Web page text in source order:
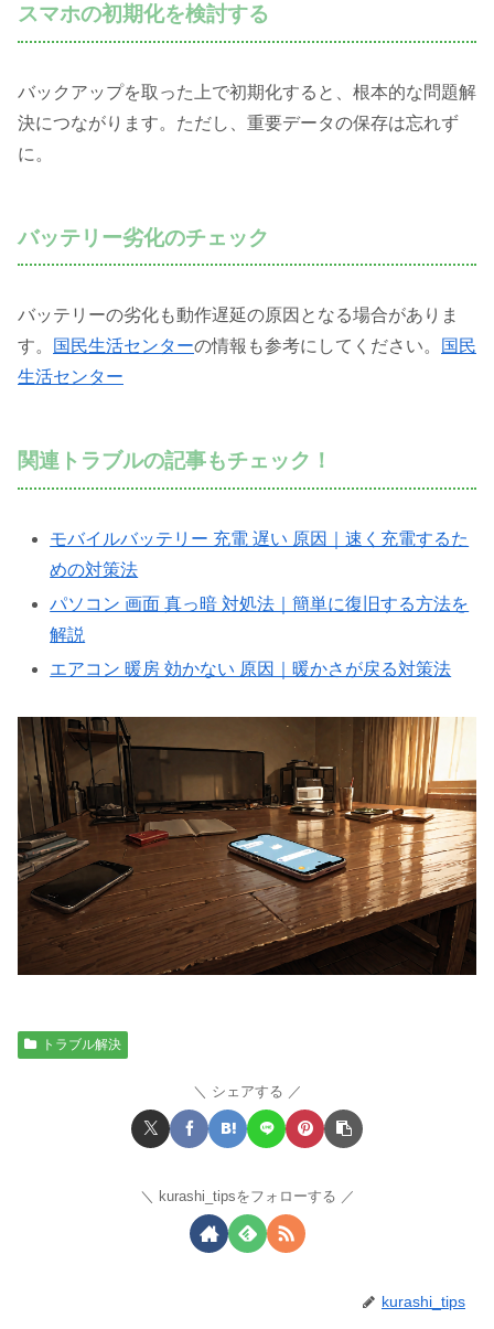
スマホの初期化を検討する
バックアップを取った上で初期化すると、根本的な問題解
決につながります。ただし、重要データの保存は忘れず
に。
バッテリー劣化のチェック
バッテリーの劣化も動作遅延の原因となる場合がありま
す。
国民生活センターの情報も参考にしてください。
国民
生活センター
関連トラブルの記事もチェック！
モバイルバッテリー 充電 遅い 原因｜速く充電するた
めの対策法
パソコン 画面 真っ暗 対処法｜簡単に復旧する方法を
解説
エアコン 暖房 効かない 原因｜暖かさが戻る対策法
トラブル解決
シェアする
kurashi_tipsをフォローする
kurashi_tips